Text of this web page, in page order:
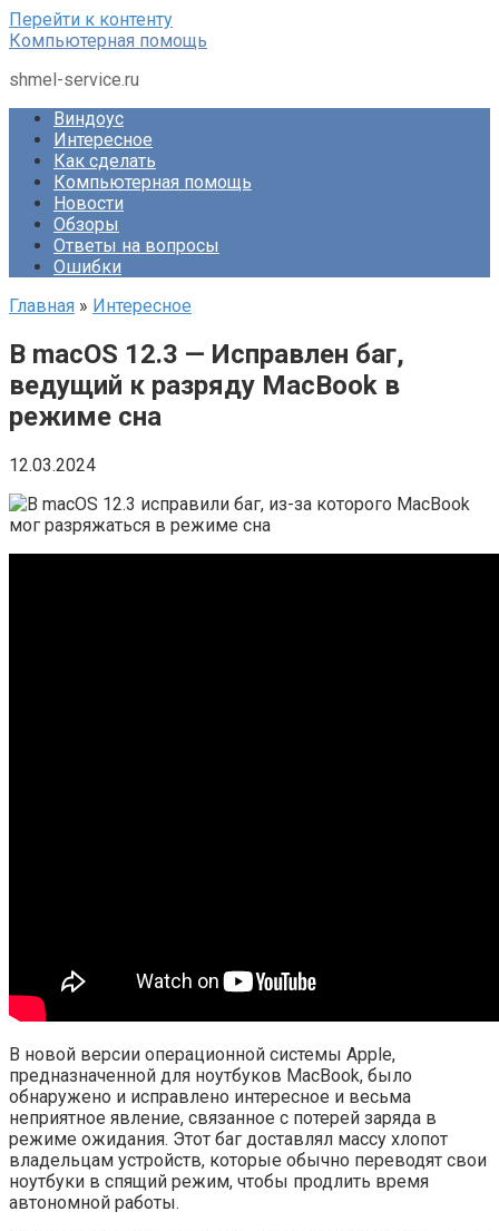
Перейти к контенту
Компьютерная помощь
shmel-service.ru
Виндоус
Интересное
Как сделать
Компьютерная помощь
Новости
Обзоры
Ответы на вопросы
Ошибки
Главная » Интересное
В macOS 12.3 — Исправлен баг,
ведущий к разряду MacBook в
режиме сна
12.03.2024
В новой версии операционной системы Apple,
предназначенной для ноутбуков MacBook, было
обнаружено и исправлено интересное и весьма
неприятное явление, связанное с потерей заряда в
режиме ожидания. Этот баг доставлял массу хлопот
владельцам устройств, которые обычно переводят свои
ноутбуки в спящий режим, чтобы продлить время
автономной работы.